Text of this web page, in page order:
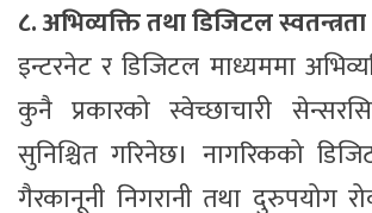
८. अभिव्यक्ति तथा डिजिटल स्वतन्त्रता
इन्टरनेट र डिजिटल माध्यममा
कुनै प्रकारको स्वेच्छाचारी
सुनिश्चित गरिनेछ। नागरिकको
गैरकानूनी निगरानी तथा दुरुपयोग